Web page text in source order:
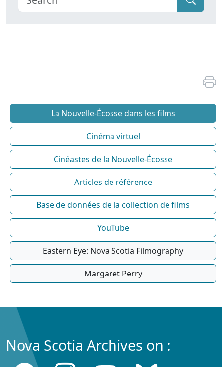
La Nouvelle-Écosse dans les films
Cinéma virtuel
Cinéastes de la Nouvelle-Écosse
Articles de référence
Base de données de la collection de films
YouTube
Eastern Eye: Nova Scotia Filmography
Margaret Perry
Nova Scotia Archives on :